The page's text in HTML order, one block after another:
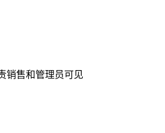
销售和管理员可见